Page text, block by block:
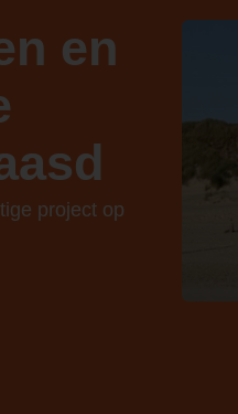
en
project op